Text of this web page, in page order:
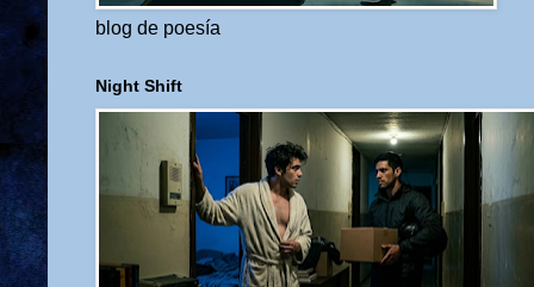
blog de poesía
Night Shift